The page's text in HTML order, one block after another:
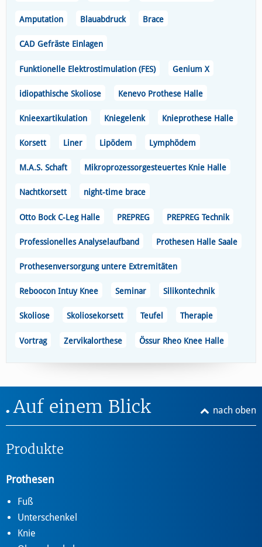
Amputation Blauabdruck Brace
CAD Gefräste Einlagen
Funktionelle Elektrostimulation (FES) Genium X
idiopathische Skoliose Kenevo Prothese Halle
Knieexartikulation Kniegelenk Knieprothese Halle
Korsett Liner Lipödem Lymphödem
M.A.S. Schaft Mikroprozessorgesteuertes Knie Halle
Nachtkorsett night-time brace
Otto Bock C-Leg Halle PREPREG PREPREG Technik
Professionelles Analyselaufband Prothesen Halle Saale
Prothesenversorgung untere Extremitäten
Reboocon Intuy Knee Seminar Silikontechnik
Skoliose Skoliosekorsett Teufel Therapie
Vortrag Zervikalorthese Össur Rheo Knee Halle
nach oben
Auf einem Blick
Produkte
Prothesen
Fuß
Unterschenkel
Knie